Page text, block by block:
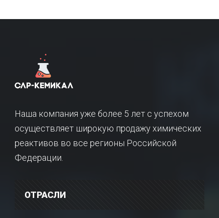
Наша компания уже более 5 лет с успехом
осуществляет широкую продажу химических
реактивов во все регионы Российской
Федерации.
ОТРАСЛИ